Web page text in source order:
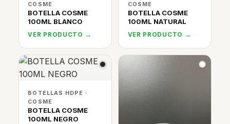
COSME
BOTELLA COSME
100ML BLANCO
VER PRODUCTO →
COSME
BOTELLA COSME
100ML NATURAL
VER PRODUCTO →
BOTELLAS HDPE ·
COSME
BOTELLA COSME
100ML NEGRO